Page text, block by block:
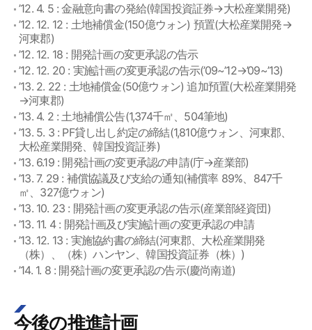
’12. 4. 5 : 金融意向書の発給(韓国投資証券→大松産業開発)
’12. 12. 12 : 土地補償金(150億ウォン) 預置(大松産業開発→
河東郡)
’12. 12. 18 : 開発計画の変更承認の告示
’12. 12. 20 : 実施計画の変更承認の告示(’09~’12→’09~’13)
’13. 2. 22 : 土地補償金(50億ウォン) 追加預置(大松産業開発
→河東郡)
’13. 4. 2 : 土地補償公告(1,374千㎡、504筆地)
’13. 5. 3 : PF貸し出し約定の締結(1,810億ウォン、河東郡、
大松産業開発、韓国投資証券)
’13. 6.19 : 開発計画の変更承認の申請(庁→産業部)
’13. 7. 29 : 補償協議及び支給の通知(補償率 89%、847千
㎡、327億ウォン)
’13. 10. 23 : 開発計画の変更承認の告示(産業部経資団)
’13. 11. 4 : 開発計画及び実施計画の変更承認の申請
’13. 12. 13 : 実施協約書の締結(河東郡、大松産業開発
（株）、（株）ハンヤン、韓国投資証券（株）)
’14. 1. 8 : 開発計画の変更承認の告示(慶尚南道)
今後の推進計画